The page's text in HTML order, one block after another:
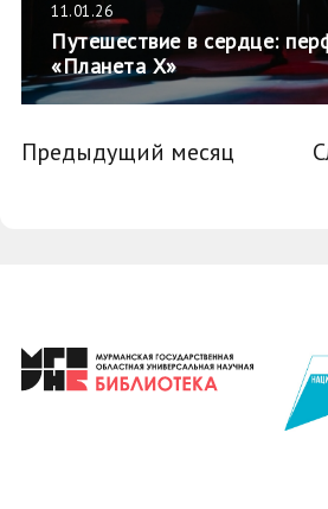
11.01.26
Путешествие в сердце:
«Планета Х»
Предыдущий месяц